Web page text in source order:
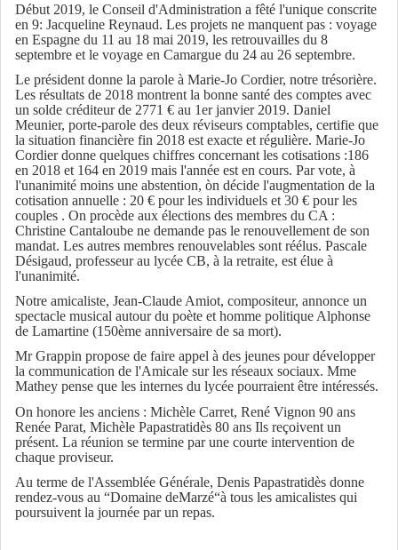
Début 2019, le Conseil d'Administration a fêté l'unique conscrite
en 9: Jacqueline Reynaud. Les projets ne manquent pas : voyage
en Espagne du 11 au 18 mai 2019, les retrouvailles du 8
septembre et le voyage en Camargue du 24 au 26 septembre.
Le président donne la parole à Marie-Jo Cordier, notre trésorière.
Les résultats de 2018 montrent la bonne santé des comptes avec
un solde créditeur de 2771 € au 1er janvier 2019. Daniel
Meunier, porte-parole des deux réviseurs comptables, certifie que
la situation financière fin 2018 est exacte et régulière. Marie-Jo
Cordier donne quelques chiffres concernant les cotisations :186
en 2018 et 164 en 2019 mais l'année est en cours. Par vote, à
l'unanimité moins une abstention, òn décide l'augmentation de la
cotisation annuelle : 20 € pour les individuels et 30 € pour les
couples . On procède aux élections des membres du CA :
Christine Cantaloube ne demande pas le renouvellement de son
mandat. Les autres membres renouvelables sont réélus. Pascale
Désigaud, professeur au lycée CB, à la retraite, est élue à
l'unanimité.
Notre amicaliste, Jean-Claude Amiot, compositeur, annonce un
spectacle musical autour du poète et homme politique Alphonse
de Lamartine (150ème anniversaire de sa mort).
Mr Grappin propose de faire appel à des jeunes pour développer
la communication de l'Amicale sur les réseaux sociaux. Mme
Mathey pense que les internes du lycée pourraient être intéressés.
On honore les anciens : Michèle Carret, René Vignon 90 ans
Renée Parat, Michèle Papastratidès 80 ans Ils reçoivent un
présent. La réunion se termine par une courte intervention de
chaque proviseur.
Au terme de l'Assemblée Générale, Denis Papastratidès donne
rendez-vous au “Domaine deMarzé“à tous les amicalistes qui
poursuivent la journée par un repas.